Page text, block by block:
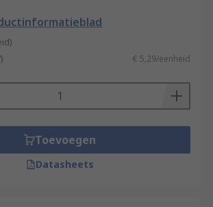
€ 5,29/eenheid
Toevoegen
Datasheets